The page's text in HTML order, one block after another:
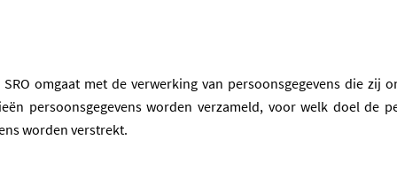
omgaat met de verwerking van persoonsgegevens die zij
persoonsgegevens worden verzameld, voor welk doel de
worden verstrekt.